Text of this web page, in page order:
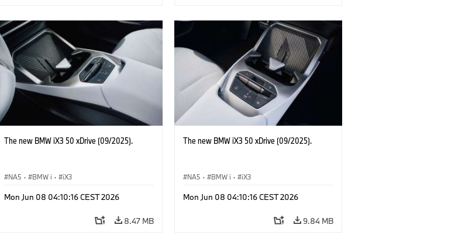
The new BMW iX3 50 xDrive (09/2025).
NA5 · BMW i · iX3
Mon Jun 08 04:10:16 CEST 2026
8.47 MB
The new BMW iX3 50 xDrive (09/2025).
NA5 · BMW i · iX3
Mon Jun 08 04:10:16 CEST 2026
9.84 MB